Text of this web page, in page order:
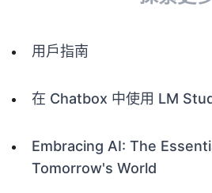
用戶指南
在 Chatbox 中使用 LM
Embracing AI: The
Tomorrow's World